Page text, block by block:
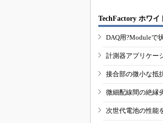
TechFactory ホワイ
DAQ用?Moduleで
計測器アプリケー
接合部の微小な抵
微細配線間の絶縁
次世代電池の性能